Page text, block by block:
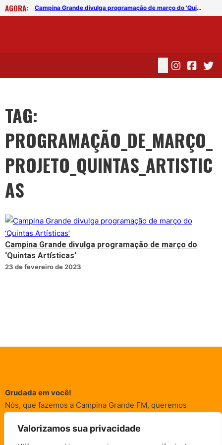
Valorizamos sua privacidade
AGORA:
Campina Grande divulga programação de março do ‘Quintas Artísticas’ Campina Grande divulga programação de março do ‘Quintas Artísticas’
TAG:
PROGRAMAÇÃO_DE_MARÇO_
PROJETO_QUINTAS_ARTISTIC
AS
Campina Grande divulga programação de março do
‘Quintas Artísticas’
23 de fevereiro de 2023
Grudada em você!
Nós, que fazemos a Campina Grande FM, queremos
acompanham sempre. É para vocês que a Rádio existe e por
vocês que as informações (informativas, de entretenimento,